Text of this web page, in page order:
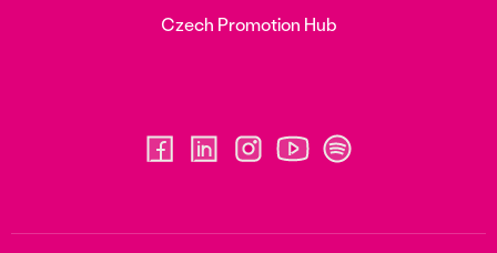
Czech Promotion Hub